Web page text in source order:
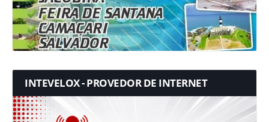
INTEVELOX - PROVEDOR DE INTERNET